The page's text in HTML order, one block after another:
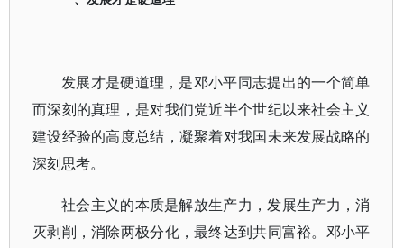
发展才是硬道理，是邓小平同志提出的一个简单
而深刻的真理，是对我们党近半个世纪以来社会主义
建设经验的高度总结，凝聚着对我国未来发展战略的
深刻思考。
社会主义的本质是解放生产力，发展生产力，消
灭剥削，消除两极分化，最终达到共同富裕。邓小平